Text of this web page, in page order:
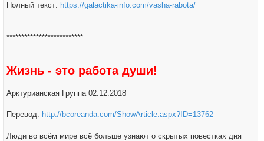
Полный текст: https://galactika-info.com/vasha-rabota/
**************************
Жизнь - это работа души!
Арктурианская Группа 02.12.2018
Перевод: http://bcoreanda.com/ShowArticle.aspx?ID=13762
Люди во всём мире всё больше узнают о скрытых повестках дня